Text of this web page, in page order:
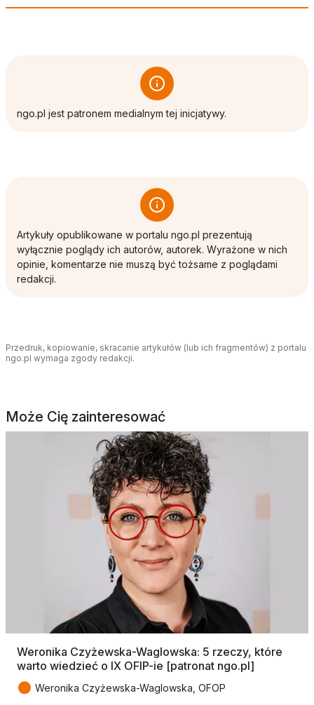
ngo.pl jest patronem medialnym tej inicjatywy.
Artykuły opublikowane w portalu ngo.pl prezentują
wyłącznie poglądy ich autorów, autorek. Wyrażone w nich
opinie, komentarze nie muszą być tożsame z poglądami
redakcji.
Przedruk, kopiowanie, skracanie artykułów (lub ich fragmentów) z portalu
ngo.pl wymaga zgody redakcji.
Może Cię zainteresować
Weronika Czyżewska-Waglowska: 5 rzeczy, które
warto wiedzieć o IX OFIP-ie [patronat ngo.pl]
● Weronika Czyżewska-Waglowska, OFOP